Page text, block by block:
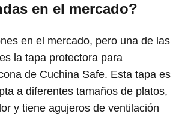
en el mercado?
en el mercado, pero una de las
la tapa protectora para
de Cuchina Safe. Esta tapa es
a diferentes tamaños de platos,
y tiene agujeros de ventilación